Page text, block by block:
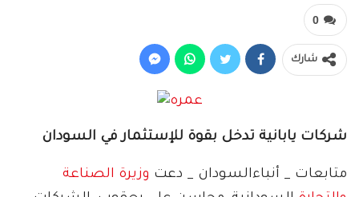
0
شارك
شركات يابانية تدخل بقوة للإستثمار في السودان
متابعات _ أنباءالسودان _ دعت وزيرة الصناعة